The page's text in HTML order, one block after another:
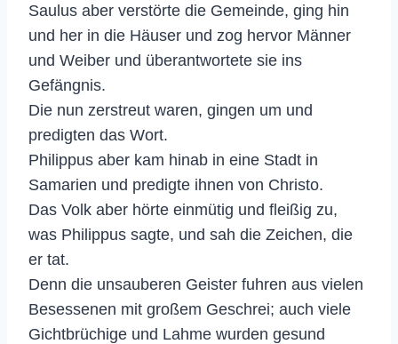
Saulus aber verstörte die Gemeinde, ging hin
und her in die Häuser und zog hervor Männer
und Weiber und überantwortete sie ins
Gefängnis.
Die nun zerstreut waren, gingen um und
predigten das Wort.
Philippus aber kam hinab in eine Stadt in
Samarien und predigte ihnen von Christo.
Das Volk aber hörte einmütig und fleißig zu,
was Philippus sagte, und sah die Zeichen, die
er tat.
Denn die unsauberen Geister fuhren aus vielen
Besessenen mit großem Geschrei; auch viele
Gichtbrüchige und Lahme wurden gesund